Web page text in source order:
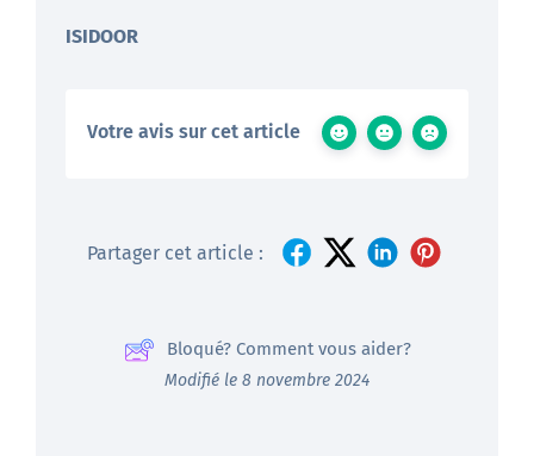
ISIDOOR
Votre avis sur cet article
Partager cet article :
Bloqué? Comment vous aider?
Modifié le 8 novembre 2024